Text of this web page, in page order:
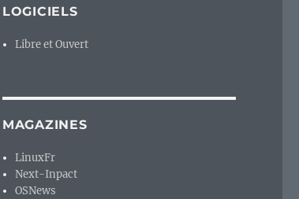
LOGICIELS
Libre et Ouvert
MAGAZINES
LinuxFr
Next-Inpact
OSNews